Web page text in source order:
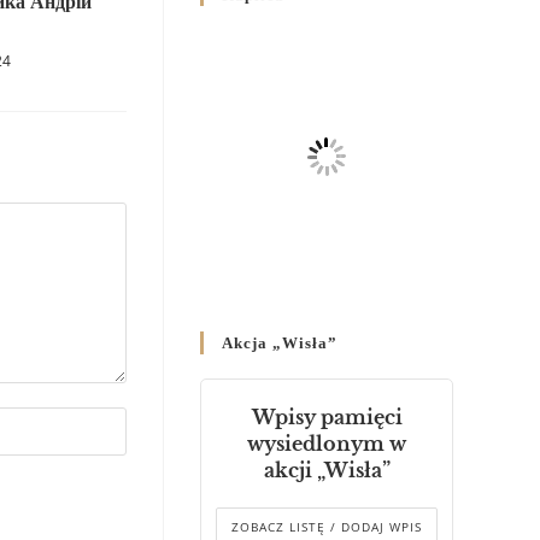
Родин
Справ Молоді та встановленя
складу Катихитичної Комісії
днях 2-12 липня 2024 р.”
Декрет єпископів
Перемисько-Варшавської
Митрополії стосовно
звершування Божественної
літургії
Akcja „Wisła”
Wpisy pamięci
wysiedlonym w
akcji „Wisła”
ZOBACZ LISTĘ / DODAJ WPIS